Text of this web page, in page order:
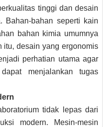
tinggi dan desain
Bahan-bahan seperti kain
bahan kimia umumnya
itu, desain yang ergonomis
perhatian utama agar
menjalankan tugas
tidak lepas dari
modern. Mesin-mesin